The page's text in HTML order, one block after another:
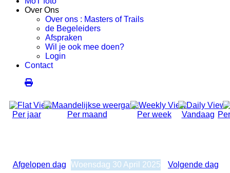
Over Ons
Over ons : Masters of Trails
de Begeleiders
Afspraken
Wil je ook mee doen?
Login
Contact
Per jaar Per maand Per week Vandaag
Afgelopen dag Woensdag 30 April 2025 Volgende dag